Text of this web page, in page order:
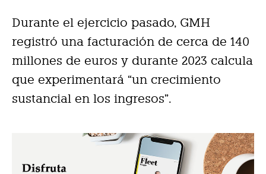
Durante el ejercicio pasado, GMH
registró una facturación de cerca de 140
millones de euros y durante 2023 calcula
que experimentará “un crecimiento
sustancial en los ingresos”.